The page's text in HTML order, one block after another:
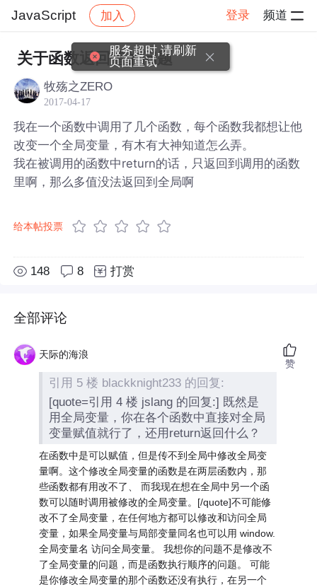
JavaScript 加入 登录 频道
社区 JavaScript 帖子详情
关于函数返回值的问题
牧殇之ZERO
2017-04-17
我在一个函数中调用了几个函数，每个函数我都想让他
改变一个全局变量，有木有大神知道怎么弄。
我在被调用的函数中return的话，只返回到调用的函数
里啊，那么多值没法返回到全局啊
给本帖投票
148 8 打赏
全部评论
天际的海浪
引用 5 楼 blackknight233 的回复:
[quote=引用 4 楼 jslang 的回复:] 既然是
用全局变量，你在各个函数中直接对全局
变量赋值就行了，还用return返回什么？
在函数中是可以赋值，但是传不到全局中修改全局变
量啊。这个修改全局变量的函数是在两层函数内，那
些函数都有用改不了、 而我现在想在全局中另一个函
数可以随时调用被修改的全局变量。[/quote]不可能修
改不了全局变量，在任何地方都可以修改和访问全局
变量，如果全局变量与局部变量同名也可以用 window.
全局变量名 访问全局变量。 我想你的问题不是修改不
了全局变量的问题，而是函数执行顺序的问题。 可能
是你修改全局变量的那个函数还没有执行，在另一个
赞
服务超时,请刷新
页面重试